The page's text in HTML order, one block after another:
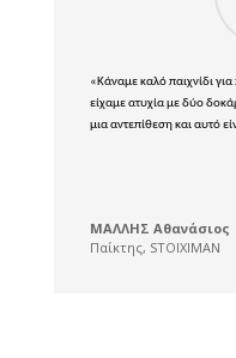
«Κάναμε καλό παιχνίδι
είχαμε ατυχία με δύο
μια αντεπίθεση και αυτό
ΜΑΛΛΗΣ Αθανάσιος
Παίκτης, STOIXIMAN